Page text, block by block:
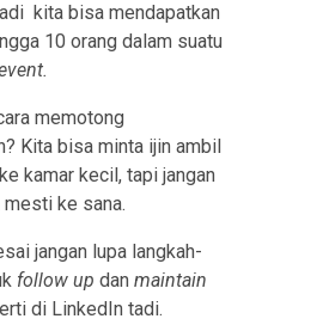
kita bisa mendapatkan
10 orang dalam suatu
memotong
Kita bisa minta ijin ambil
kamar kecil, tapi jangan
ke sana.
jangan lupa langkah-
follow up dan maintain
di LinkedIn tadi.